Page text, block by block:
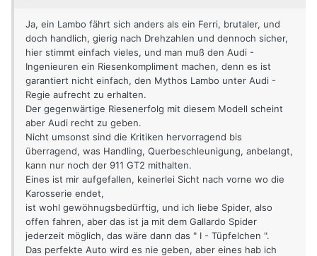
Ja, ein Lambo fährt sich anders als ein Ferri, brutaler, und
doch handlich, gierig nach Drehzahlen und dennoch sicher,
hier stimmt einfach vieles, und man muß den Audi -
Ingenieuren ein Riesenkompliment machen, denn es ist
garantiert nicht einfach, den Mythos Lambo unter Audi -
Regie aufrecht zu erhalten.
Der gegenwärtige Riesenerfolg mit diesem Modell scheint
aber Audi recht zu geben.
Nicht umsonst sind die Kritiken hervorragend bis
überragend, was Handling, Querbeschleunigung, anbelangt,
kann nur noch der 911 GT2 mithalten.
Eines ist mir aufgefallen, keinerlei Sicht nach vorne wo die
Karosserie endet,
ist wohl gewöhnugsbedürftig, und ich liebe Spider, also
offen fahren, aber das ist ja mit dem Gallardo Spider
jederzeit möglich, das wäre dann das " I - Tüpfelchen ".
Das perfekte Auto wird es nie geben, aber eines hab ich